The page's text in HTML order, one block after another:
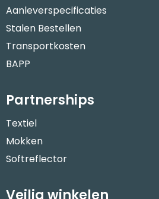
Aanleverspecificaties
Stalen Bestellen
Transportkosten
BAPP
Partnerships
Textiel
Mokken
Softreflector
Veilig winkelen